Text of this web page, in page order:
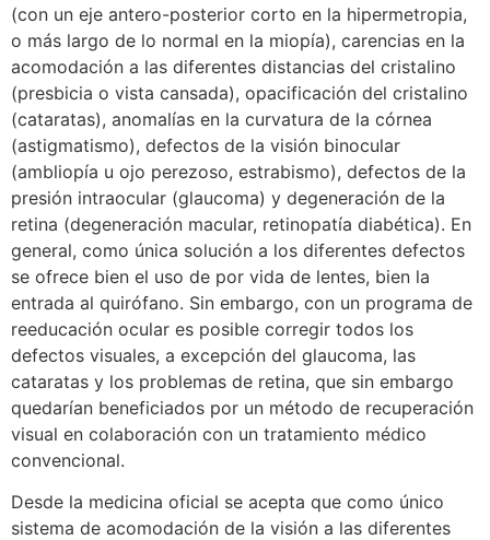
(con un eje antero-posterior corto en la hipermetropia,
o más largo de lo normal en la miopía), carencias en la
acomodación a las diferentes distancias del cristalino
(presbicia o vista cansada), opacificación del cristalino
(cataratas), anomalías en la curvatura de la córnea
(astigmatismo), defectos de la visión binocular
(ambliopía u ojo perezoso, estrabismo), defectos de la
presión intraocular (glaucoma) y degeneración de la
retina (degeneración macular, retinopatía diabética). En
general, como única solución a los diferentes defectos
se ofrece bien el uso de por vida de lentes, bien la
entrada al quirófano. Sin embargo, con un programa de
reeducación ocular es posible corregir todos los
defectos visuales, a excepción del glaucoma, las
cataratas y los problemas de retina, que sin embargo
quedarían beneficiados por un método de recuperación
visual en colaboración con un tratamiento médico
convencional.
Desde la medicina oficial se acepta que como único
sistema de acomodación de la visión a las diferentes